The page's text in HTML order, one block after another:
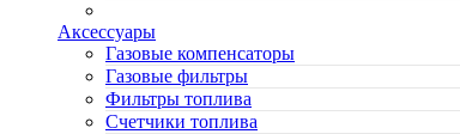
Аксессуары
Газовые компенсаторы
Газовые фильтры
Фильтры топлива
Счетчики топлива